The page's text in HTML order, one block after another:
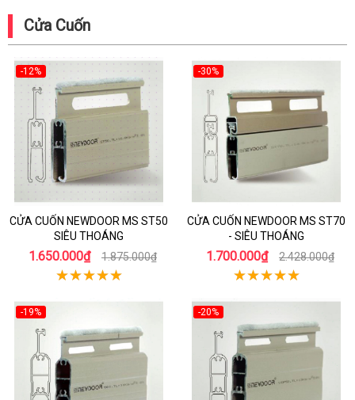
Cửa Cuốn
-12%
CỬA CUỐN NEWDOOR MS ST50
SIÊU THOÁNG
1.650.000₫ 1.875.000₫
-30%
CỬA CUỐN NEWDOOR MS ST70
- SIÊU THOÁNG
1.700.000₫ 2.428.000₫
-19% -20%